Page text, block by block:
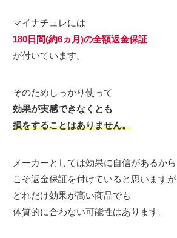
マイナチュレには
180日間(約6ヵ月)の全額返金保証
が付いています。
そのためしっかり使って
効果が実感できなくとも
損をすることはありません。
メーカーとしては効果に自信があるから
こそ返金保証を付けていると思いますが
どれだけ効果が高い商品でも
体質的に合わない可能性はあります。